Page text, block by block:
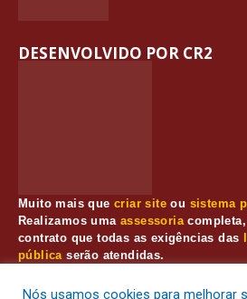
Muito mais quecriar site ou sistema
Realizamos umaassessoriacompleta,
contrato que todas as exigências das
públicaserão atendidas.
DESENVOLVIDO POR CR2
Nós usamos cookies para melhorar